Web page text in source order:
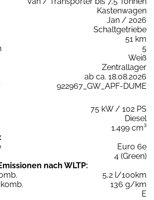
Kastenwagen
Jan / 2026
Schaltgetriebe
51 km
5
Weiß
Zentrallager
ab ca. 18.08.2026
922967_GW_APF-DUME
75 kW / 102 PS
Diesel
1.499 cm³
Euro 6e
4 (Green)
nach WLTP:
5,2 l/100km
136 g/km
E